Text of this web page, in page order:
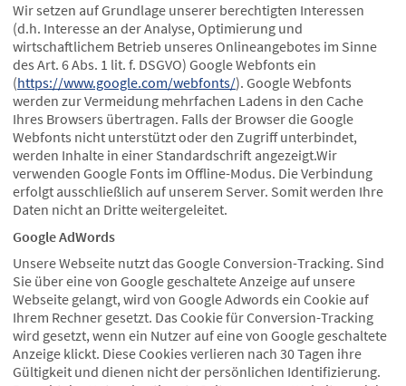
Wir setzen auf Grundlage unserer berechtigten Interessen
(d.h. Interesse an der Analyse, Optimierung und
wirtschaftlichem Betrieb unseres Onlineangebotes im Sinne
des Art. 6 Abs. 1 lit. f. DSGVO) Google Webfonts ein
(https://www.google.com/webfonts/). Google Webfonts
werden zur Vermeidung mehrfachen Ladens in den Cache
Ihres Browsers übertragen. Falls der Browser die Google
Webfonts nicht unterstützt oder den Zugriff unterbindet,
werden Inhalte in einer Standardschrift angezeigt.Wir
verwenden Google Fonts im Offline-Modus. Die Verbindung
erfolgt ausschließlich auf unserem Server. Somit werden Ihre
Daten nicht an Dritte weitergeleitet.
Google AdWords
Unsere Webseite nutzt das Google Conversion-Tracking. Sind
Sie über eine von Google geschaltete Anzeige auf unsere
Webseite gelangt, wird von Google Adwords ein Cookie auf
Ihrem Rechner gesetzt. Das Cookie für Conversion-Tracking
wird gesetzt, wenn ein Nutzer auf eine von Google geschaltete
Anzeige klickt. Diese Cookies verlieren nach 30 Tagen ihre
Gültigkeit und dienen nicht der persönlichen Identifizierung.